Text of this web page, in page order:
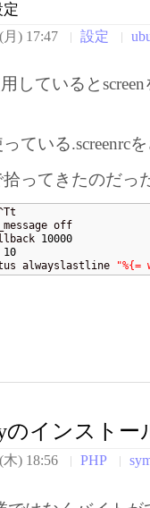
定
月) 17:47 設定
していると
ている.screenrc
ってきたのだっ
off
10000
10
alwayslastline
"%{=
のインストー
木) 18:56 PHP